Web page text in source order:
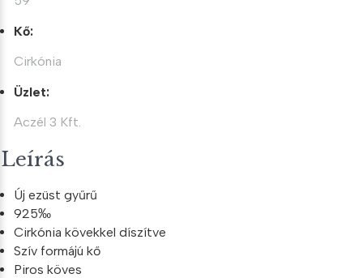
Kő:
Cirkónia
Üzlet:
Aczél 3 Kft.
Leírás
Új ezüst gyűrű
925‰
Cirkónia kövekkel díszítve
Szív formájú kő
Piros köves